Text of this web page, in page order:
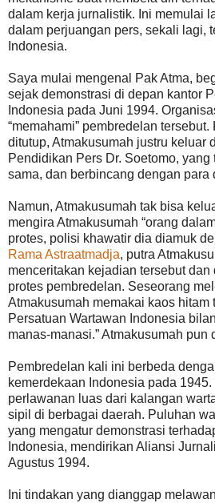
dalam kerja jurnalistik. Ini memulai
dalam perjuangan pers, sekali lagi,
Indonesia.
Saya mulai mengenal Pak Atma,
sejak demonstrasi di depan kantor
Indonesia pada Juni 1994.
“memahami” pembredelan
ditutup, Atmakusumah justru keluar
Pendidikan Pers Dr. Soetomo,
sama, dan berbincang dengan para
Namun, Atmakusumah tak bisa
mengira Atmakusumah “orang
protes, polisi khawatir dia diamuk
Rama Astraatmadja, putra
menceritakan kejadian tersebut
protes pembredelan. Seseorang
Atmakusumah memakai kaos hitam
Persatuan Wartawan Indonesia
manas-manasi.” Atmakusumah pun
Pembredelan kali ini berbeda
kemerdekaan Indonesia pada
perlawanan luas dari kalangan
sipil di berbagai daerah. Puluhan
yang mengatur demonstrasi
Indonesia, mendirikan Aliansi
Agustus 1994.
Ini tindakan yang dianggap